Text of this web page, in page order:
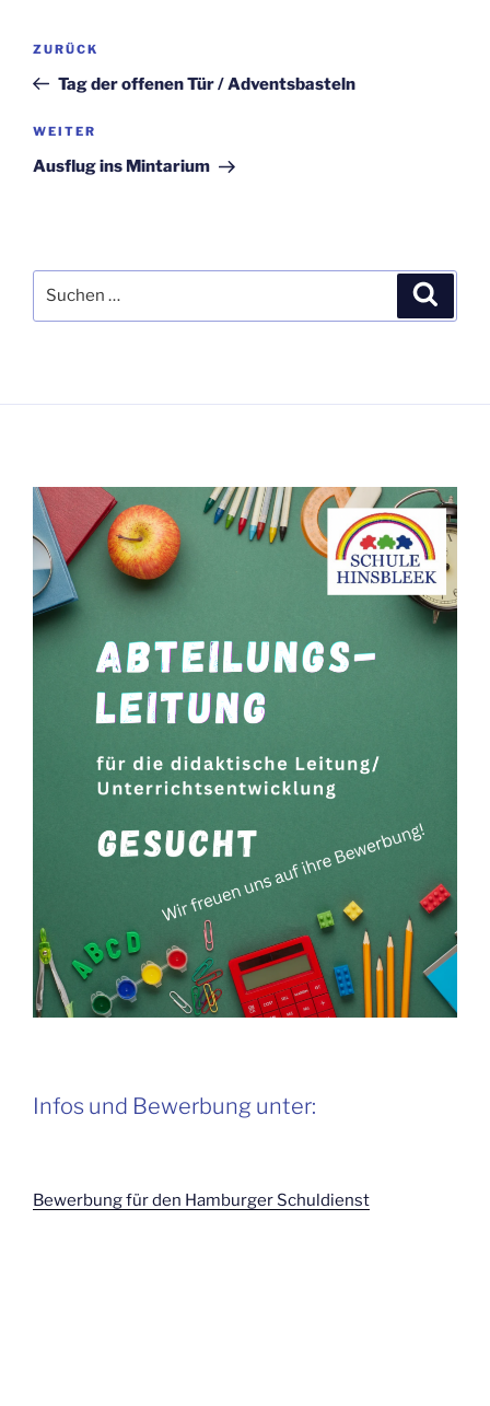
Beitragsnavigation
Vorheriger
Beitrag
ZURÜCK
Tag der offenen Tür / Adventsbasteln
Nächster
Beitrag
WEITER
Ausflug ins Mintarium
nach:
Infos und Bewerbung unter:
Bewerbung für den Hamburger Schuldienst